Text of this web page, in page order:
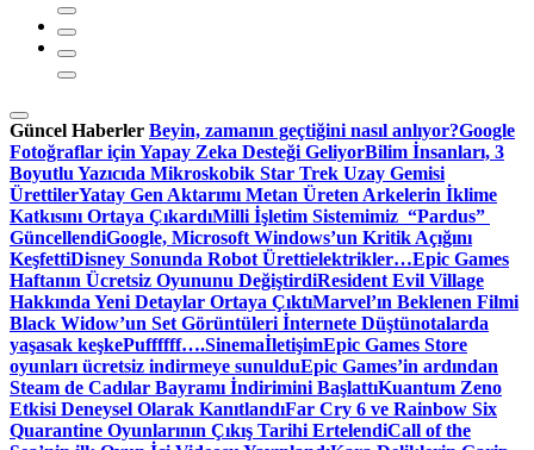
Güncel Haberler Beyin, zamanın geçtiğini nasıl anlıyor?Google
Fotoğraflar için Yapay Zeka Desteği GeliyorBilim İnsanları, 3
Boyutlu Yazıcıda Mikroskobik Star Trek Uzay Gemisi
ÜrettilerYatay Gen Aktarımı Metan Üreten Arkelerin İklime
Katkısını Ortaya ÇıkardıMilli İşletim Sistemimiz “Pardus”
GüncellendiGoogle, Microsoft Windows’un Kritik Açığını
KeşfettiDisney Sonunda Robot Ürettielektrikler…Epic Games
Haftanın Ücretsiz Oyununu DeğiştirdiResident Evil Village
Hakkında Yeni Detaylar Ortaya ÇıktıMarvel’ın Beklenen Filmi
Black Widow’un Set Görüntüleri İnternete Düştünotalarda
yaşasak keşkePuffffff….SinemaİletişimEpic Games Store
oyunları ücretsiz indirmeye sunulduEpic Games’in ardından
Steam de Cadılar Bayramı İndirimini BaşlattıKuantum Zeno
Etkisi Deneysel Olarak KanıtlandıFar Cry 6 ve Rainbow Six
Quarantine Oyunlarının Çıkış Tarihi ErtelendiCall of the